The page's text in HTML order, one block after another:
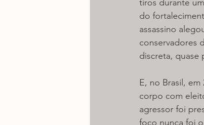
tiros durante
do
assassino
conservadores
discreta, quase
E, no Brasil,
corpo com
agressor foi
foco nunca foi